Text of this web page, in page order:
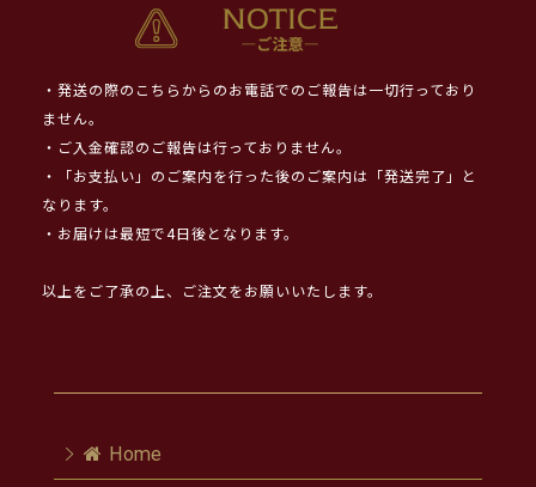
・発送の際のこちらからのお電話でのご報告は一切行っており
ません。
・ご入金確認のご報告は行っておりません。
・「お支払い」のご案内を行った後のご案内は「発送完了」と
なります。
・お届けは最短で4日後となります。
以上をご了承の上、ご注文をお願いいたします。
Home